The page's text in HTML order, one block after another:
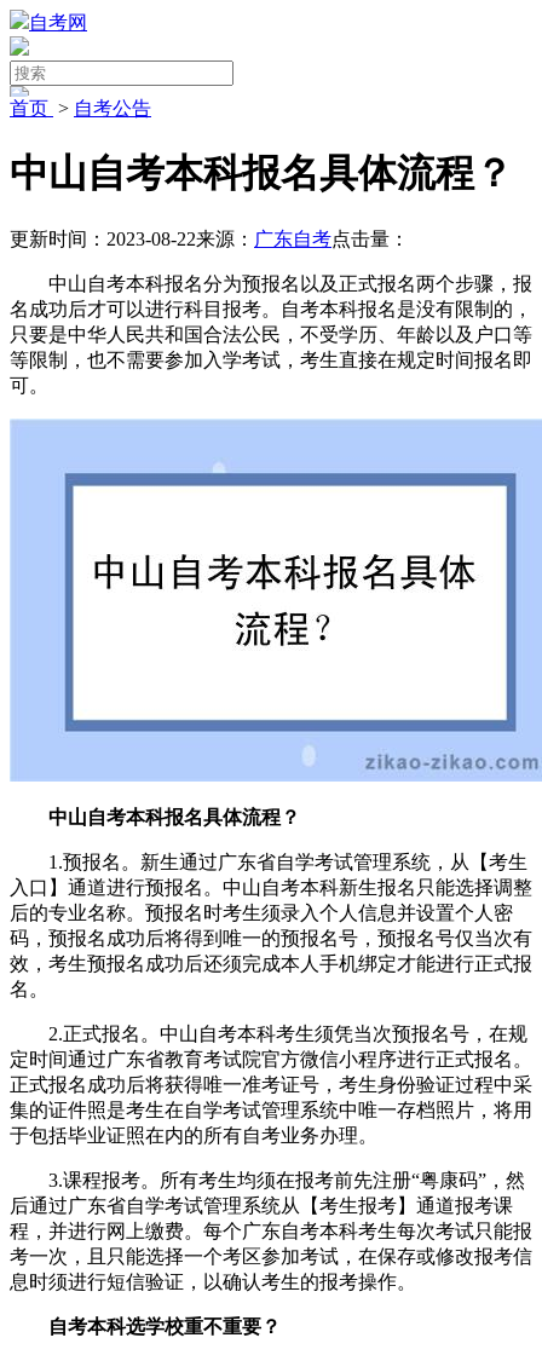
自考网
首页 > 自考公告
中山自考本科报名具体流程？
更新时间：2023-08-22来源： 广东自考点击量：
中山自考本科报名分为预报名以及正式报名两个步骤，报
名成功后才可以进行科目报考。自考本科报名是没有限制的，
只要是中华人民共和国合法公民，不受学历、年龄以及户口等
等限制，也不需要参加入学考试，考生直接在规定时间报名即
可。
中山自考本科报名具体流程？
1.预报名。新生通过广东省自学考试管理系统，从【考生
入口】通道进行预报名。中山自考本科新生报名只能选择调整
后的专业名称。预报名时考生须录入个人信息并设置个人密
码，预报名成功后将得到唯一的预报名号，预报名号仅当次有
效，考生预报名成功后还须完成本人手机绑定才能进行正式报
名。
2.正式报名。中山自考本科考生须凭当次预报名号，在规
定时间通过广东省教育考试院官方微信小程序进行正式报名。
正式报名成功后将获得唯一准考证号，考生身份验证过程中采
集的证件照是考生在自学考试管理系统中唯一存档照片，将用
于包括毕业证照在内的所有自考业务办理。
3.课程报考。所有考生均须在报考前先注册“粤康码”，然
后通过广东省自学考试管理系统从【考生报考】通道报考课
程，并进行网上缴费。每个广东自考本科考生每次考试只能报
考一次，且只能选择一个考区参加考试，在保存或修改报考信
息时须进行短信验证，以确认考生的报考操作。
自考本科选学校重不重要？